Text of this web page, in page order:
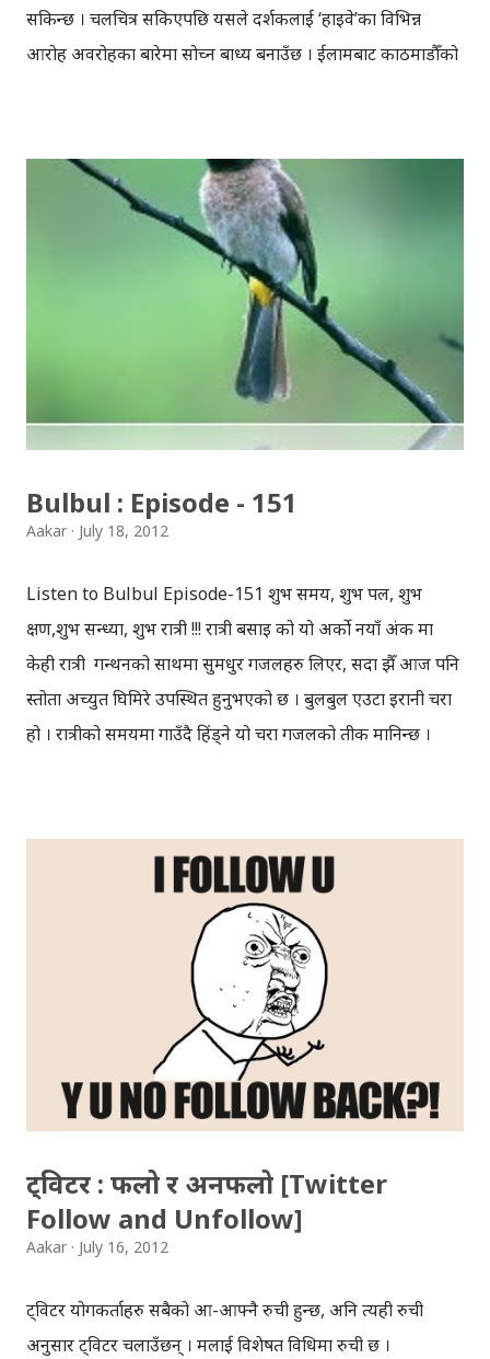
सकिन्छ । चलचित्र सकिएपछि यसले दर्शकलाई ‘हाइवे’का विभिन्न
आरोह अवरोहका बारेमा सोच्न बाध्य बनाउँछ । ईलामबाट काठमाडौँको
जिवन काठमाडौँसँग जोडिएकोछ, अर्को अर्थमा भन्दा ‘हाइवे’मा
जोडिएकोछ । भारतिय लाहुरे दयालाई ३६ घन्टा भित्र घर पुग्नुपर्नेछ,
ईलमलाई अनलाइनबाट बनाएको आफ्नो ‘गे’ साथिलाई भेट्नुछ, सृष्टिको
बिहे अमेरिकाबाट फर्केको बच्चाबेलाको साथि कर्मासँग हुँदैछ, अर्की
एकजना आफ्नो छोरीज्वाईको बिग्रेको सम्बन्ध सुधार गराउने धुनमा
काठमाडौँ जाँदैछिन, ड्राइभरलाई पनि आफ्नी प्रेमिका ‘डान्सबार’ डान्सर
रिचालाई भेट्नुछ । तर उनीहरुको बस बन्दको मारमा पर्छ । सबैलाई
काठमाडौँ पुग्ने हतार भएको हुँदा दयाले बिहेको नाटक गरौँ भन्दै सृष्टि र
इलमको बिहे गराएर, बन्दबाट आफ्नो गाडि फुत्काउँछन् । कहिले
Bulbul : Episode - 151
Aakar July 18, 2012
Listen to Bulbul Episode-151 शुभ समय, शुभ पल, शुभ
क्षण,शुभ सन्ध्या, शुभ रात्री !!! रात्री बसाइ को यो अर्को नयाँ अंक मा
केही रात्री गन्थनको साथमा सुमधुर गजलहरु लिएर, सदा झैँ आज पनि
प्रस्तोता अच्युत घिमिरे उपस्थित हुनुभएको छ । बुलबुल एउटा इरानी चरा
हो । रात्रीको समयमा गाउँदै हिंड्‍ने यो चरा गजलको प्रतीक मानिन्छ ।
यसको उपस्थिति रहन्छ । प्रेम, विरह, उत्साह, उमंग अनि थुप्रै मनका
संवेगहरु बुलबुलले समेट्‍छ । बुलबुल सुन्न थालेपछि हामी सबै एउटा
समूहमा समेटिन्छौं र बुलबुल भित्र आफैंले आफ्‍नो नाम दिन्छौं -
बुलबुललियन । हामी यहाँ एकाकार भएर लाग्छौं, गजलको भावनात्मक
सहवासमा । " एउटा प्रेमको बिरुवा हामी रोप्छौं.....युग युग सम्म लगाएर यो
प्रीतलाई अमर गर्छौँ।" Bulbul is a Radio Program (a gajal
program). Thanks to BULBUL Team for bringing
such a wonderful program.You can directly send your
suggestion, comments ...
ट्विटर : फलो र अनफलो [Twitter
Follow and Unfollow]
Aakar July 16, 2012
ट्विटर प्रयोगकर्ताहरु सबैको आ-आफ्नै रुची हुन्छ, अनि त्यही रुची
अनुसार ट्विटर चलाउँछन् । मलाई विशेषत प्रविधिमा रुची छ ।